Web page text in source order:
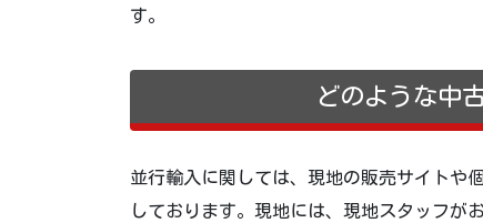
す。
どのような中
並行輸入に関しては、現地の販売サイトや
しております。現地には、現地スタッフが